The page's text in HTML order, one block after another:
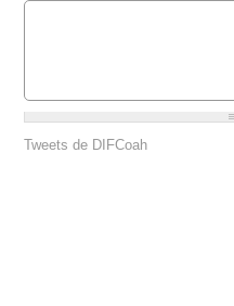
Tweets de DIFCoah